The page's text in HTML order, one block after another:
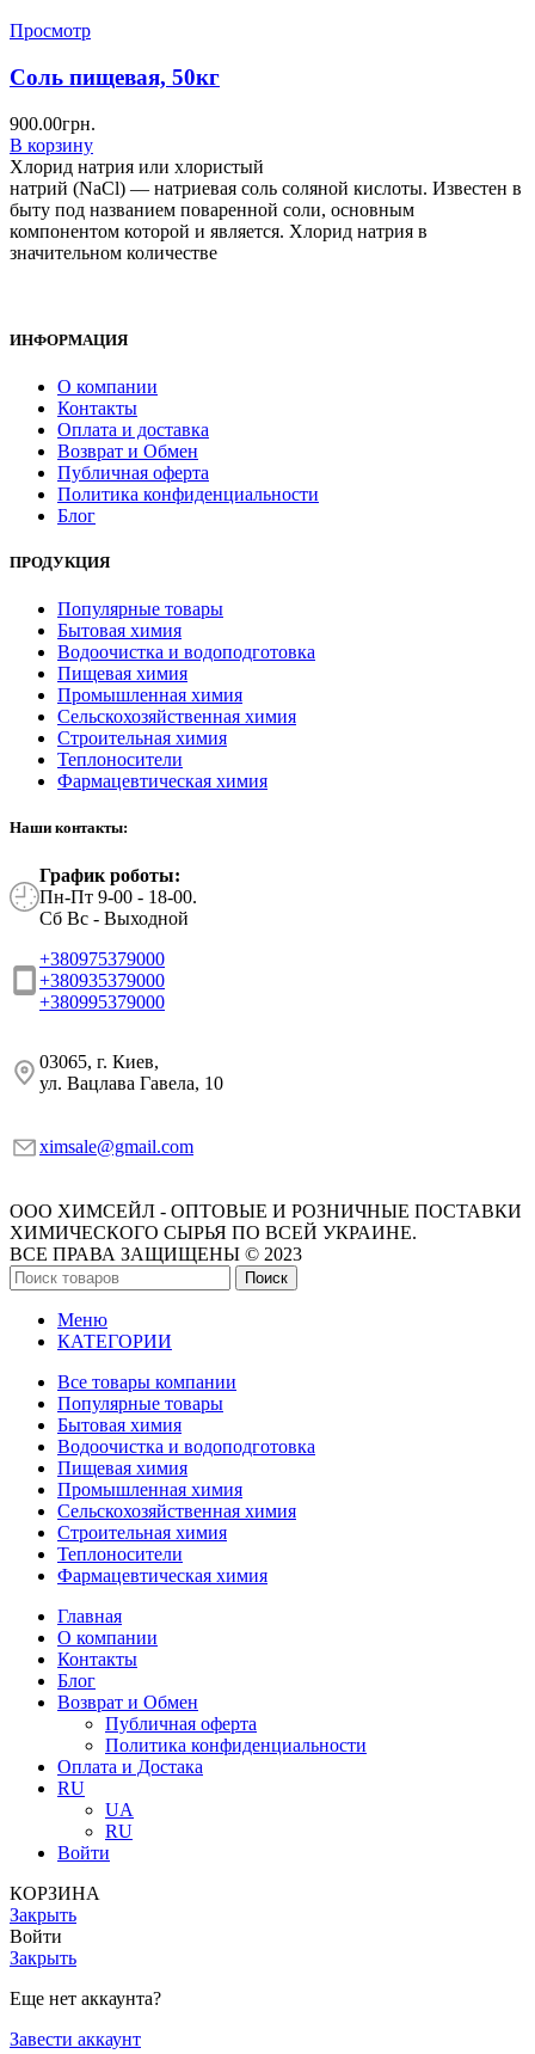
Просмотр
Соль пищевая, 50кг
900.00грн.
В корзину
Хлорид натрия или хлористый
натрий (NaCl) — натриевая соль соляной кислоты. Известен в
быту под названием поваренной соли, основным
компонентом которой и является. Хлорид натрия в
значительном количестве
ИНФОРМАЦИЯ
О компании
Контакты
Оплата и доставка
Возврат и Обмен
Публичная оферта
Политика конфиденциальности
Блог
ПРОДУКЦИЯ
Популярные товары
Бытовая химия
Водоочистка и водоподготовка
Пищевая химия
Промышленная химия
Сельскохозяйственная химия
Строительная химия
Теплоносители
Фармацевтическая химия
Наши контакты:
График роботы:
Пн-Пт 9-00 - 18-00.
Сб Вс - Выходной
+380975379000
+380935379000
+380995379000
03065, г. Киев,
ул. Вацлава Гавела, 10
ximsale@gmail.com
ООО ХИМСЕЙЛ - ОПТОВЫЕ И РОЗНИЧНЫЕ ПОСТАВКИ
ХИМИЧЕСКОГО СЫРЬЯ ПО ВСЕЙ УКРАИНЕ.
ВСЕ ПРАВА ЗАЩИЩЕНЫ © 2023
Поиск
Меню
КАТЕГОРИИ
Все товары компании
Популярные товары
Бытовая химия
Водоочистка и водоподготовка
Пищевая химия
Промышленная химия
Сельскохозяйственная химия
Строительная химия
Теплоносители
Фармацевтическая химия
Главная
О компании
Контакты
Блог
Возврат и Обмен
Публичная оферта
Политика конфиденциальности
Оплата и Достака
RU
UA
RU
Войти
КОРЗИНА
Закрыть
Войти
Закрыть
Еще нет аккаунта?
Завести аккаунт